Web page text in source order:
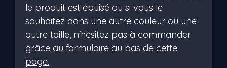
le produit est épuisé ou si vous le
souhaitez dans une autre couleur ou une
autre taille, n'hésitez pas à commander
grâce au formulaire au bas de cette
page.